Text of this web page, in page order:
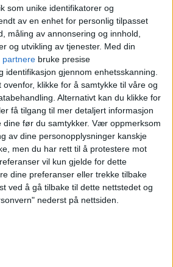
som unike identifikatorer og
av en enhet for personlig tilpasset
måling av annonsering og innhold,
og utvikling av tjenester. Med din
partnere bruke presise
identifikasjon gjennom enhetsskanning.
klikke for å samtykke til våre og
Alternativt kan du klikke for
få tilgang til mer detaljert informasjon
før du samtykker. Vær oppmerksom
av dine personopplysninger kanskje
men du har rett til å protestere mot
vil kun gjelde for dette
dine preferanser eller trekke tilbake
ved å gå tilbake til dette nettstedet og
nederst på nettsiden.
til de ansatte som
enn de gjør! Det skulle
om de tar i maten med
også, skrev Silje.
benker for bakterier
skrev hun og trodde
ta affære.